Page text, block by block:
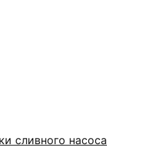
сливного насоса